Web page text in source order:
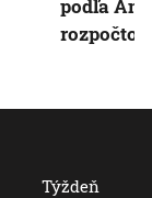
Týždeň
podľa